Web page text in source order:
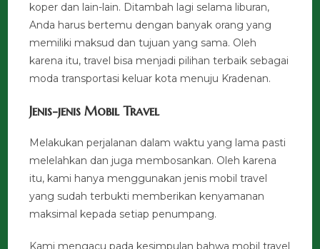
koper dan lain-lain. Ditambah lagi selama liburan,
Anda harus bertemu dengan banyak orang yang
memiliki maksud dan tujuan yang sama. Oleh
karena itu, travel bisa menjadi pilihan terbaik sebagai
moda transportasi keluar kota menuju Kradenan.
Jenis-jenis Mobil Travel
Melakukan perjalanan dalam waktu yang lama pasti
melelahkan dan juga membosankan. Oleh karena
itu, kami hanya menggunakan jenis mobil travel
yang sudah terbukti memberikan kenyamanan
maksimal kepada setiap penumpang.
Kami mengacu pada kesimpulan bahwa mobil travel